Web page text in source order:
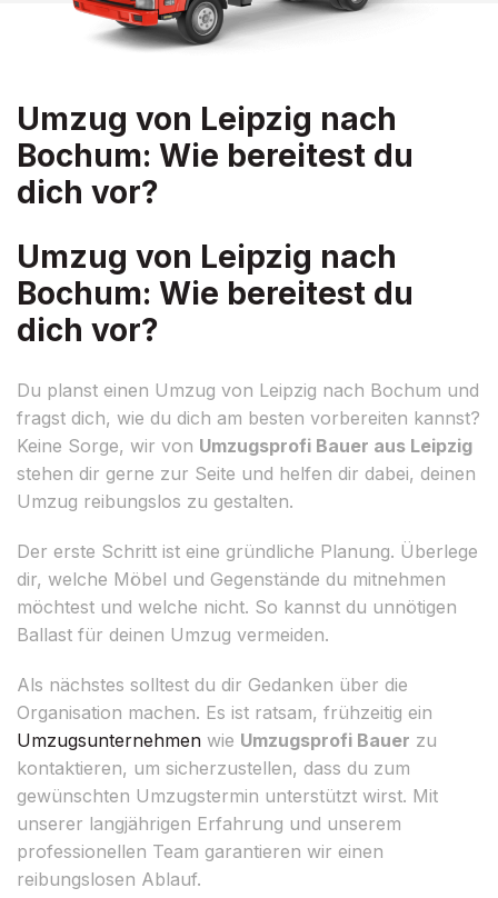
Umzug von Leipzig nach
Bochum: Wie bereitest du
dich vor?
Umzug von Leipzig nach
Bochum: Wie bereitest du
dich vor?
Du planst einen Umzug von Leipzig nach Bochum und
fragst dich, wie du dich am besten vorbereiten kannst?
Keine Sorge, wir von Umzugsprofi Bauer aus Leipzig
stehen dir gerne zur Seite und helfen dir dabei, deinen
Umzug reibungslos zu gestalten.
Der erste Schritt ist eine gründliche Planung. Überlege
dir, welche Möbel und Gegenstände du mitnehmen
möchtest und welche nicht. So kannst du unnötigen
Ballast für deinen Umzug vermeiden.
Als nächstes solltest du dir Gedanken über die
Organisation machen. Es ist ratsam, frühzeitig ein
Umzugsunternehmen wie Umzugsprofi Bauer zu
kontaktieren, um sicherzustellen, dass du zum
gewünschten Umzugstermin unterstützt wirst. Mit
unserer langjährigen Erfahrung und unserem
professionellen Team garantieren wir einen
reibungslosen Ablauf.